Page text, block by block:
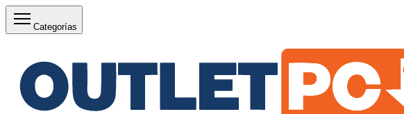
Categorías